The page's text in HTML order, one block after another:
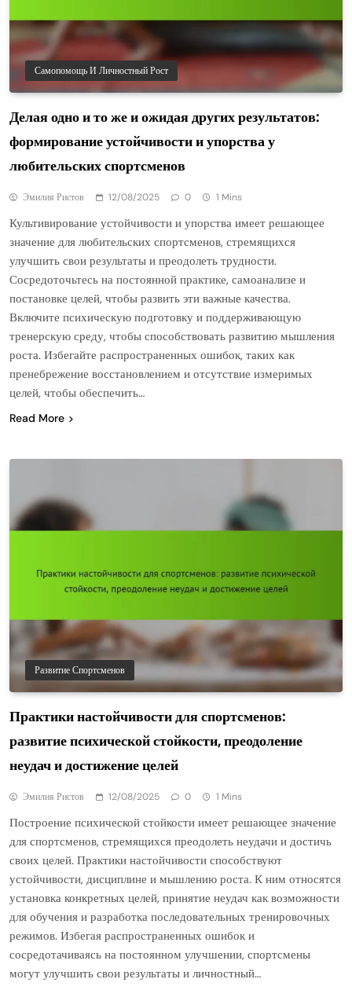
Самопомощь И Личностный Рост
Делая одно и то же и ожидая других результатов:
формирование устойчивости и упорства у
любительских спортсменов
Эмилия Ристов 12/08/2025 0 1 Mins
Культивирование устойчивости и упорства имеет решающее
значение для любительских спортсменов, стремящихся
улучшить свои результаты и преодолеть трудности.
Сосредоточьтесь на постоянной практике, самоанализе и
постановке целей, чтобы развить эти важные качества.
Включите психическую подготовку и поддерживающую
тренерскую среду, чтобы способствовать развитию мышления
роста. Избегайте распространенных ошибок, таких как
пренебрежение восстановлением и отсутствие измеримых
целей, чтобы обеспечить…
Read More
Развитие Спортсменов
Практики настойчивости для спортсменов:
развитие психической стойкости, преодоление
неудач и достижение целей
Эмилия Ристов 12/08/2025 0 1 Mins
Построение психической стойкости имеет решающее значение
для спортсменов, стремящихся преодолеть неудачи и достичь
своих целей. Практики настойчивости способствуют
устойчивости, дисциплине и мышлению роста. К ним относятся
установка конкретных целей, принятие неудач как возможности
для обучения и разработка последовательных тренировочных
режимов. Избегая распространенных ошибок и
сосредотачиваясь на постоянном улучшении, спортсмены
могут улучшить свои результаты и личностный…